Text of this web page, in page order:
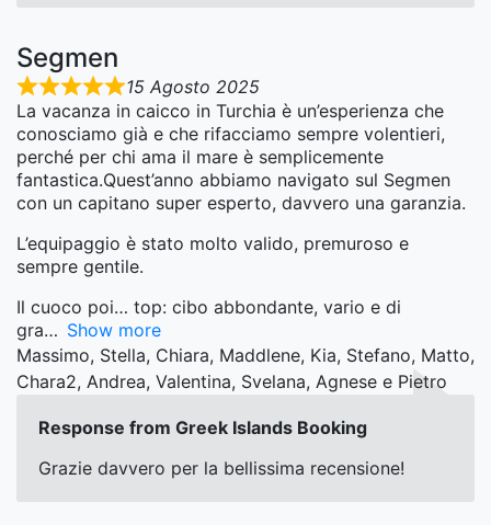
Segmen
15 Agosto 2025
La vacanza in caicco in Turchia è un’esperienza che
conosciamo già e che rifacciamo sempre volentieri,
perché per chi ama il mare è semplicemente
fantastica.Quest’anno abbiamo navigato sul Segmen
con un capitano super esperto, davvero una garanzia.
L’equipaggio è stato molto valido, premuroso e
sempre gentile.
Il cuoco poi… top: cibo abbondante, vario e di
gra
Show more
Massimo, Stella, Chiara, Maddlene, Kia, Stefano, Matto,
Chara2, Andrea, Valentina, Svelana, Agnese e Pietro
Response from Greek Islands Booking
Grazie davvero per la bellissima recensione!